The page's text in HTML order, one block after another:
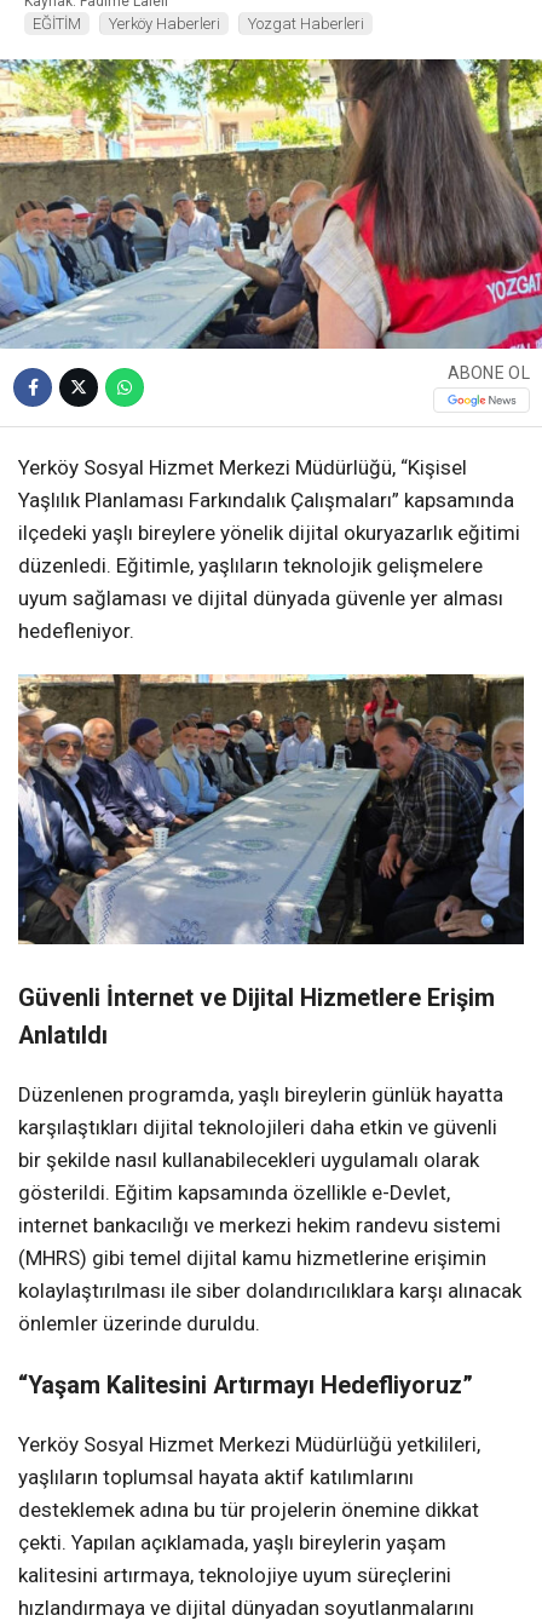
EĞİTİM Yerköy Haberleri Yozgat Haberleri
ABONE OL
Yerköy Sosyal Hizmet Merkezi Müdürlüğü, “Kişisel
Yaşlılık Planlaması Farkındalık Çalışmaları” kapsamında
ilçedeki yaşlı bireylere yönelik dijital okuryazarlık eğitimi
düzenledi. Eğitimle, yaşlıların teknolojik gelişmelere
uyum sağlaması ve dijital dünyada güvenle yer alması
hedefleniyor.
Güvenli İnternet ve Dijital Hizmetlere Erişim
Anlatıldı
Düzenlenen programda, yaşlı bireylerin günlük hayatta
karşılaştıkları dijital teknolojileri daha etkin ve güvenli
bir şekilde nasıl kullanabilecekleri uygulamalı olarak
gösterildi. Eğitim kapsamında özellikle e-Devlet,
internet bankacılığı ve merkezi hekim randevu sistemi
(MHRS) gibi temel dijital kamu hizmetlerine erişimin
kolaylaştırılması ile siber dolandırıcılıklara karşı alınacak
önlemler üzerinde duruldu.
“Yaşam Kalitesini Artırmayı Hedefliyoruz”
Yerköy Sosyal Hizmet Merkezi Müdürlüğü yetkilileri,
yaşlıların toplumsal hayata aktif katılımlarını
desteklemek adına bu tür projelerin önemine dikkat
çekti. Yapılan açıklamada, yaşlı bireylerin yaşam
kalitesini artırmaya, teknolojiye uyum süreçlerini
hızlandırmaya ve dijital dünyadan soyutlanmalarını